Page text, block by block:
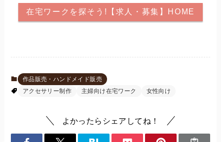
在宅ワークを探そう!【求人・募集】HOME
作品販売・ハンドメイド販売
アクセサリー制作
主婦向け在宅ワーク 女性向け
よかったらシェアしてね！